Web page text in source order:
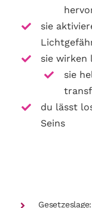
sie
sie wirken
sie
du lässt
Seins